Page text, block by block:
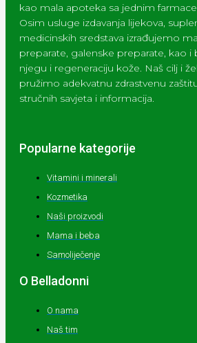
kao mala apoteka sa jednim
Osim usluge izdavanja lijekova,
medicinskih sredstava izrađujemo
preparate, galenske preparate, kao i
njegu i regeneraciju kože. Naš cilj i
pružimo adekvatnu zdrastvenu
stručnih savjeta i informacija.
Popularne kategorije
Vitamini i minerali
Kozmetika
Naši proizvodi
Mama i beba
Samoliječenje
O Belladonni
O nama
Naš tim